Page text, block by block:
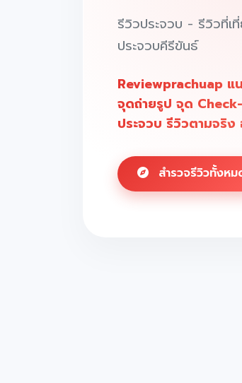
รีวิวประจวบ - รีวิวที่เ
ประจวบคีรีขันธ์
Reviewprachuap แ
จุดถ่ายรูป จุด
ประจวบ รีวิวตามจริ
สำรวจรีวิวทั้งหม